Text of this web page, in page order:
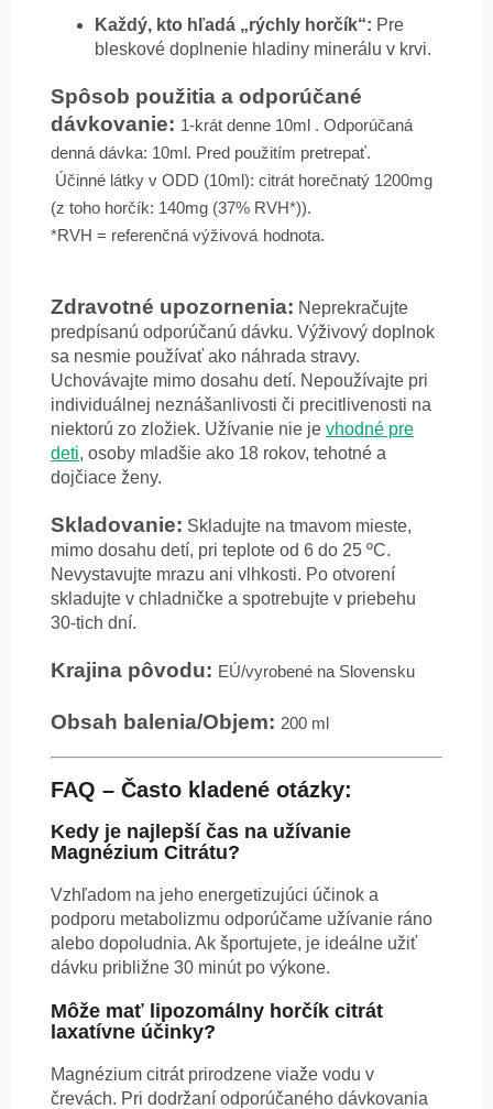
Každý, kto hľadá „rýchly horčík“: Pre
bleskové doplnenie hladiny minerálu v krvi.
Spôsob použitia a odporúčané
dávkovanie: 1-krát denne 10ml . Odporúčaná
denná dávka: 10ml. Pred použitím pretrepať.
Účinné látky v ODD (10ml): citrát horečnatý 1200mg
(z toho horčík: 140mg (37% RVH*)).
*RVH = referenčná výživová hodnota.
Zdravotné upozornenia: Neprekračujte
predpísanú odporúčanú dávku. Výživový doplnok
sa nesmie používať ako náhrada stravy.
Uchovávajte mimo dosahu detí. Nepoužívajte pri
individuálnej neznášanlivosti či precitlivenosti na
niektorú zo zložiek. Užívanie nie je vhodné pre
deti, osoby mladšie ako 18 rokov, tehotné a
dojčiace ženy.
Skladovanie: Skladujte na tmavom mieste,
mimo dosahu detí, pri teplote od 6 do 25 ºC.
Nevystavujte mrazu ani vlhkosti. Po otvorení
skladujte v chladničke a spotrebujte v priebehu
30-tich dní.
Krajina pôvodu: EÚ/vyrobené na Slovensku
Obsah balenia/Objem: 200 ml
FAQ – Často kladené otázky:
Kedy je najlepší čas na užívanie
Magnézium Citrátu?
Vzhľadom na jeho energetizujúci účinok a
podporu metabolizmu odporúčame užívanie ráno
alebo dopoludnia. Ak športujete, je ideálne užiť
dávku približne 30 minút po výkone.
Môže mať lipozomálny horčík citrát
laxatívne účinky?
Magnézium citrát prirodzene viaže vodu v
črevách. Pri dodržaní odporúčaného dávkovania